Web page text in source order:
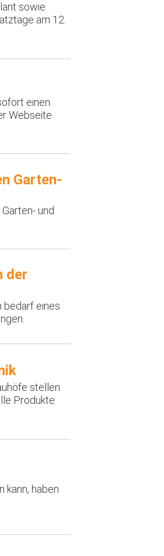
sowie
am 12.
einen
Webseite
Garten-
und
der
bedarf eines
stellen
Produkte
haben